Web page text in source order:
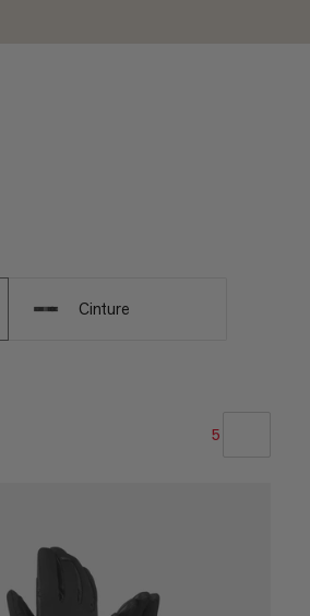
Cinture
5
PREZZO ALTO A BASSO